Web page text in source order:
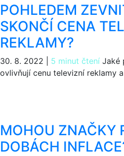
POHLEDEM
SKONČÍ CENA
REKLAMY?
30. 8. 2022 5 minut čtení Jaké
ovlivňují cenu televizní reklamy
MOHOU ZNAČKY
DOBÁCH